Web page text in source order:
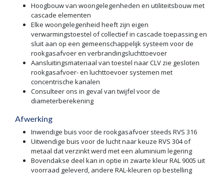
Hoogbouw van woongelegenheden en utiliteitsbouw met
cascade elementen
Elke woongelegenheid heeft zijn eigen
verwarmingstoestel of collectief in cascade toepassing en
sluit aan op een gemeenschappelijk systeem voor de
rookgasafvoer en verbrandingsluchttoevoer
Aansluitingsmateriaal van toestel naar CLV zie gesloten
rookgasafvoer- en luchttoevoer systemen met
concentrische kanalen
Consulteer ons in geval van twijfel voor de
diameterberekening
Afwerking
Inwendige buis voor de rookgasafvoer steeds RVS 316
Uitwendige buis voor de lucht naar keuze RVS 304 of
metaal dat verzinkt werd met een aluminium legering
Bovendakse deel kan in optie in zwarte kleur RAL 9005 uit
voorraad geleverd, andere RAL-kleuren op bestelling